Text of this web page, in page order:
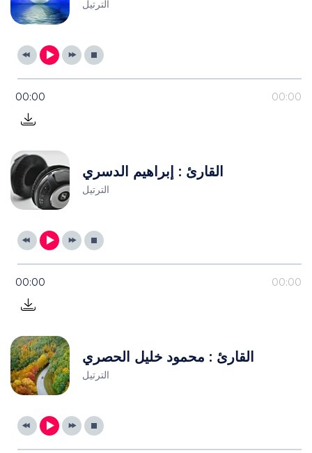
الترتيل
00:00 00:00
القارئ : إبراهيم الدسري
الترتيل
00:00 00:00
القارئ : محمود خليل الحصري
الترتيل